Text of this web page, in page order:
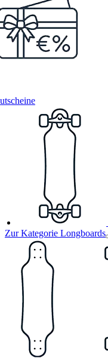
Zur Kategorie Longboards